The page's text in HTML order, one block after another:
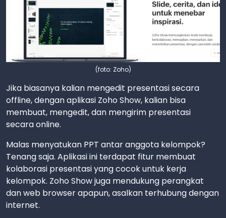
(foto: Zoho)
Jika biasanya kalian mengedit presentasi secara
offline, dengan aplikasi Zoho Show, kalian bisa
membuat, mengedit, dan mengirim presentasi
secara online.
Malas menyatukan PPT antar anggota kelompok?
Tenang saja. Aplikasi ini terdapat fitur membuat
kolaborasi presentasi yang cocok untuk kerja
kelompok. Zoho Show juga mendukung perangkat
dan web browser apapun, asalkan terhubung dengan
internet.